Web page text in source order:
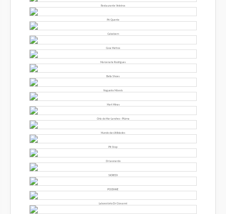
Restaurante Veleiros
Pé Quente
Calcebem
Casa Mattos
Marcenaria Rodrigues
Bella Shoes
Nogueira Móveis
Mart Minas
Orla do Mar Lanches - Piúma
Mundo das Utilidades
Pit Stop
Dr Leonardo
SICREDI
POCRANE
Laboratório Dr Giovanni